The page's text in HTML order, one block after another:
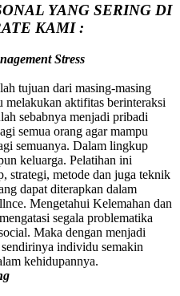
YANG SERING DI
KAMI :
Stress
tujuan dari masing-masing
melakukan aktifitas berinteraksi
sebabnya menjadi pribadi
semua orang agar mampu
semuanya. Dalam lingkup
keluarga. Pelatihan ini
strategi, metode dan juga teknik
dapat diterapkan dalam
Mengetahui Kelemahan dan
segala problematika
Maka dengan menjadi
individu semakin
kehidupannya.